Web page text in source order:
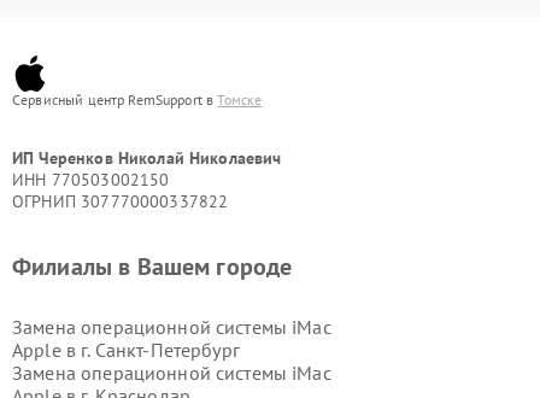
Сервисный центр RemSupport вТомске
ИП Черенков Николай Николаевич
ИНН 770503002150
ОГРНИП 307770000337822
Филиалы в Вашем городе
Замена операционной системы iMac
Apple в г. Санкт-Петербург
Замена операционной системы iMac